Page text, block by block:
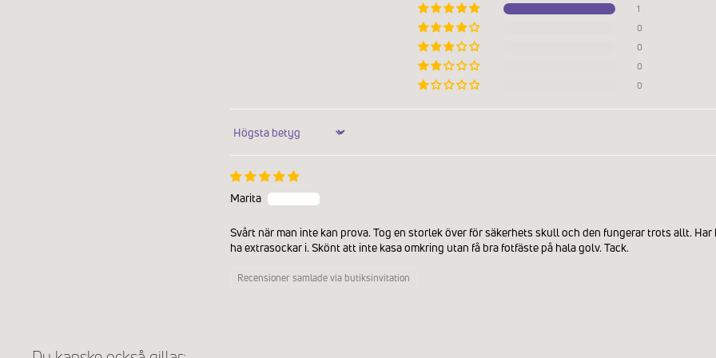
1
0
0
0
0
Sort by
Marita
Svårt när man inte kan prova. Tog en storlek över för säkerhets skull och den fungerar trots allt.
ha extrasockar i. Skönt att inte kasa omkring utan få bra fotfäste på hala golv. Tack.
Recensioner samlade via butiksinvitation